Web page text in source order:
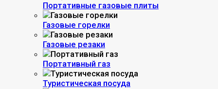
Портативные газовые плиты
Газовые горелки
Газовые резаки
Портативный газ
Туристическая посуда